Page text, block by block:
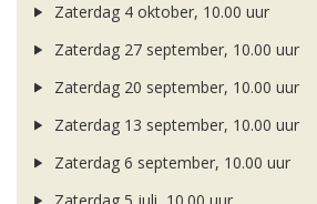
Zaterdag 4 oktober, 10.00 uur
Zaterdag 27 september, 10.00 uur
Zaterdag 20 september, 10.00 uur
Zaterdag 13 september, 10.00 uur
Zaterdag 6 september, 10.00 uur